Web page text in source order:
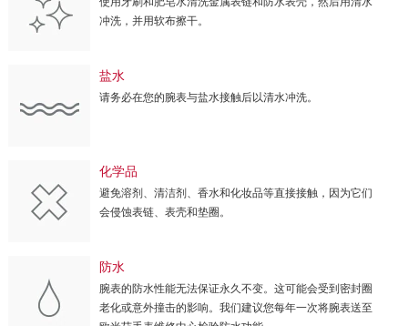
冲洗，并用软布擦干。
盐水
请务必在您的腕表与盐水接触后以清水冲洗。
化学品
避免溶剂、清洁剂、香水和化妆品等直接接触，因为它们
会侵蚀表链、表壳和垫圈。
防水
腕表的防水性能无法保证永久不变。这可能会受到密封圈
老化或意外撞击的影响。我们建议您每年一次将腕表送至